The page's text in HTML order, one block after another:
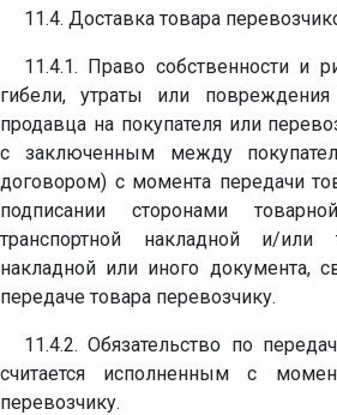
11.4. Доставка товара
11.4.1. Право собственности и
гибели, утраты или
продавца на покупателя или
с заключенным между
договором) с момента передачи
подписании сторонами
транспортной накладной и/или
накладной или иного документа,
передаче товара перевозчику.
11.4.2. Обязательство по
считается исполненным с
перевозчику.